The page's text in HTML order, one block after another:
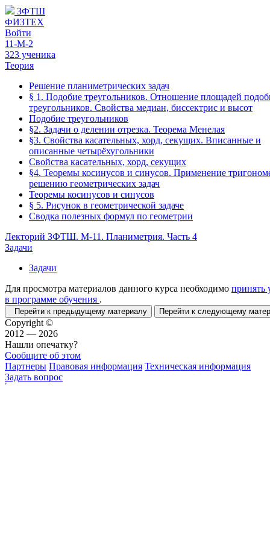
ЗФТШ
ФИЗТЕХ
Войти
11-М-2
323 ученика
Теория
Решение планиметрических задач
§ 1. Подобие треугольников. Отношение площадей
треугольников. Свойства медиан, биссектрис и высот
Подобие треугольников
§2. Задачи о делении отрезка. Теорема Менелая
§3. Свойства касательных, хорд, секущих. Вписанные и
описанные четырёхугольники
Свойства касательных, хорд, секущих
§4. Теоремы косинусов и синусов. Применение
решению геометрических задач
Теоремы косинусов и синусов
§ 5. Рисунок в геометрической задаче
Сводка полезных формул по геометрии
Лекторий ЗФТШ. М-11. Планиметрия. Часть 4
Задачи
Задачи
Для просмотра материалов данного курса необходимо принять
в программе обучения .
Перейти к предыдущему материалу Перейти к следующему
Copyright ©
2012 — 2026
Нашли опечатку?
Сообщите об этом
Партнеры Правовая информация Техническая информация
Задать вопрос